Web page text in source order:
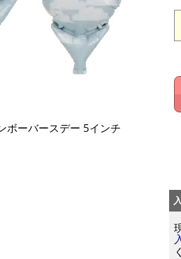
ボーバースデー 5インチ